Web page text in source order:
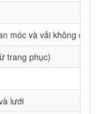
móc và vải không dệt
trang phục)
lưới